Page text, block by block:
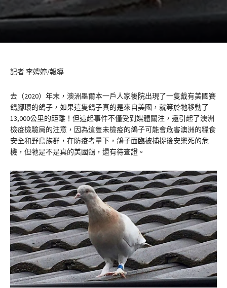
記者 李娉婷/報導
去（2020）年末，澳洲墨爾本一戶人家後院出現了一隻戴有美國賽
鴿腳環的鴿子，如果這隻鴿子真的是來自美國，就等於牠移動了
13,000公里的距離！但這起事件不僅受到媒體關注，還引起了澳洲
檢疫檢驗局的注意，因為這隻未檢疫的鴿子可能會危害澳洲的糧食
安全和野鳥族群，在防疫考量下，鴿子面臨被捕捉後安樂死的危
機，但牠是不是真的美國鴿，還有待查證。